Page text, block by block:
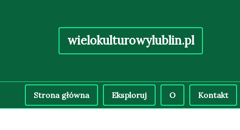
wielokulturowylublin.pl
Strona główna Eksploruj O
Kontakt